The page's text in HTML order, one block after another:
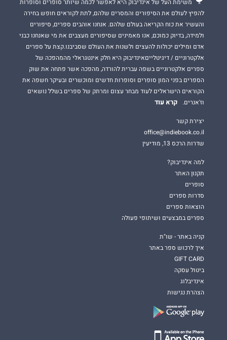
משימת העל של אינדיבוק היא לאפשר לכמה שיותר סופרים וסופרות
להפיץ לעולם את הסיפורים והמסרים שלהם, לתת לקוראים חופש בחירה
והעשיר את כוח הקריאה בעולם שלהם. אנחנו אוהבים ספרים, סיפורים
ולמידה, בדיוק כמוכם, אנו מאמינים שסיפורים מעצבים את מי שאנחנו כבני
אדם ומילים יכולות להעצים ולשנות את העולם שסביבנו.קצת על ספרים
אלקטרוניים / דיגיטלייםאינדיבוק היא חלק אינטגראלי מהמהפכה של
ספרים אלקטרוניים בשפה עברית להורדה, מהפכה אשר פתחה את שוק
הספרים בפני המון סופרים וסופרות חדשים ומוכשרים ובעיקר חשפה את
הקוראים הישראלים לעוד מבחר עצום ומרתק של ספרים בשלל נושאים
וז'אנרים.
קרא עוד
יצירת קשר
office@indiebook.co.il
שדרות הרכס 13, מודיעין
למה אינדיבוק?
תקנון האתר
סופרים
סדרות ספרים
הוצאות ספרים
ספרים במבצעים ושיתופי פעולה
קניה באתר - שו"ת
איך לרכוש ספר באתר
GIFT CARD
ביטול עסקה
אינדיבלוג
הצהרת נגישות